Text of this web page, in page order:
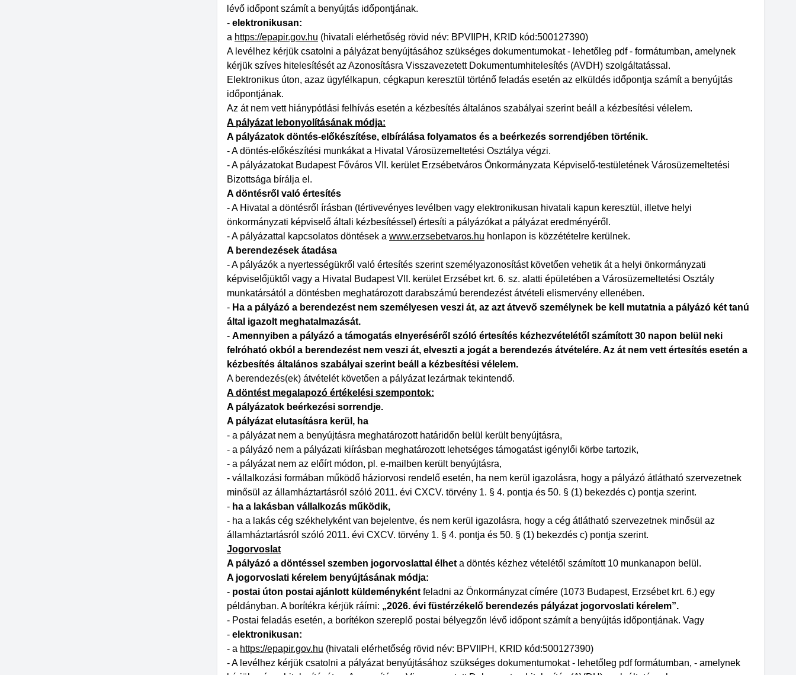
lévő időpont számít a benyújtás időpontjának.
- elektronikusan:
a https://epapir.gov.hu (hivatali elérhetőség rövid név: BPVIIPH, KRID kód:500127390)
A levélhez kérjük csatolni a pályázat benyújtásához szükséges dokumentumokat - lehetőleg pdf - formátumban, amelynek
kérjük szíves hitelesítését az Azonosításra Visszavezetett Dokumentumhitelesítés (AVDH) szolgáltatással.
Elektronikus úton, azaz ügyfélkapun, cégkapun keresztül történő feladás esetén az elküldés időpontja számít a benyújtás
időpontjának.
Az át nem vett hiánypótlási felhívás esetén a kézbesítés általános szabályai szerint beáll a kézbesítési vélelem.
A pályázat lebonyolításának módja:
A pályázatok döntés-előkészítése, elbírálása folyamatos és a beérkezés sorrendjében történik.
- A döntés-előkészítési munkákat a Hivatal Városüzemeltetési Osztálya végzi.
- A pályázatokat Budapest Főváros VII. kerület Erzsébetváros Önkormányzata Képviselő-testületének Városüzemeltetési
Bizottsága bírálja el.
A döntésről való értesítés
- A Hivatal a döntésről írásban (tértivevényes levélben vagy elektronikusan hivatali kapun keresztül, illetve helyi
önkormányzati képviselő általi kézbesítéssel) értesíti a pályázókat a pályázat eredményéről.
- A pályázattal kapcsolatos döntések a www.erzsebetvaros.hu honlapon is közzétételre kerülnek.
A berendezések átadása
- A pályázók a nyertességükről való értesítés szerint személyazonosítást követően vehetik át a helyi önkormányzati
képviselőjüktől vagy a Hivatal Budapest VII. kerület Erzsébet krt. 6. sz. alatti épületében a Városüzemeltetési Osztály
munkatársától a döntésben meghatározott darabszámú berendezést átvételi elismervény ellenében.
- Ha a pályázó a berendezést nem személyesen veszi át, az azt átvevő személynek be kell mutatnia a pályázó két tanú
által igazolt meghatalmazását.
- Amennyiben a pályázó a támogatás elnyeréséről szóló értesítés kézhezvételétől számított 30 napon belül neki
felróható okból a berendezést nem veszi át, elveszti a jogát a berendezés átvételére. Az át nem vett értesítés esetén a
kézbesítés általános szabályai szerint beáll a kézbesítési vélelem.
A berendezés(ek) átvételét követően a pályázat lezártnak tekintendő.
A döntést megalapozó értékelési szempontok:
A pályázatok beérkezési sorrendje.
A pályázat elutasításra kerül, ha
- a pályázat nem a benyújtásra meghatározott határidőn belül került benyújtásra,
- a pályázó nem a pályázati kiírásban meghatározott lehetséges támogatást igénylői körbe tartozik,
- a pályázat nem az előírt módon, pl. e-mailben került benyújtásra,
- vállalkozási formában működő háziorvosi rendelő esetén, ha nem kerül igazolásra, hogy a pályázó átlátható szervezetnek
minősül az államháztartásról szóló 2011. évi CXCV. törvény 1. § 4. pontja és 50. § (1) bekezdés c) pontja szerint.
- ha a lakásban vállalkozás működik,
- ha a lakás cég székhelyként van bejelentve, és nem kerül igazolásra, hogy a cég átlátható szervezetnek minősül az
államháztartásról szóló 2011. évi CXCV. törvény 1. § 4. pontja és 50. § (1) bekezdés c) pontja szerint.
Jogorvoslat
A pályázó a döntéssel szemben jogorvoslattal élhet a döntés kézhez vételétől számított 10 munkanapon belül.
A jogorvoslati kérelem benyújtásának módja:
- postai úton postai ajánlott küldeményként feladni az Önkormányzat címére (1073 Budapest, Erzsébet krt. 6.) egy
példányban. A borítékra kérjük ráírni: „2026. évi füstérzékelő berendezés pályázat jogorvoslati kérelem”.
- Postai feladás esetén, a borítékon szereplő postai bélyegzőn lévő időpont számít a benyújtás időpontjának. Vagy
- elektronikusan:
- a https://epapir.gov.hu (hivatali elérhetőség rövid név: BPVIIPH, KRID kód:500127390)
- A levélhez kérjük csatolni a pályázat benyújtásához szükséges dokumentumokat - lehetőleg pdf formátumban, - amelynek